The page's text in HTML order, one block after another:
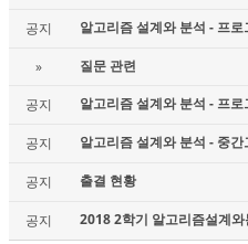
공지 알고리즘 설계와 분석 - 프
» 질문 관련
공지 알고리즘 설계와 분석 - 프
공지 알고리즘 설계와 분석 - 중간
공지 출결 현황
공지 2018 2학기 알고리즘설계